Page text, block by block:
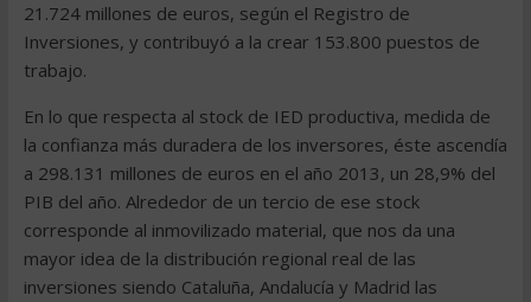
21.724 millones de euros, según el Registro de
Inversiones, y contribuyó a la crear 153.800 puestos de
trabajo.
En lo que respecta al stock de IED productiva, medida de
la confianza más duradera de los inversores, éste ascendía
a 298.131 millones de euros en el año 2013, un 28,9% del
PIB del año. Alrededor de un tercio de ese stock
corresponde al inmovilizado material, que nos da una
mayor idea de la distribución regional real de las
inversiones siendo Cataluña, Andalucía y Madrid las